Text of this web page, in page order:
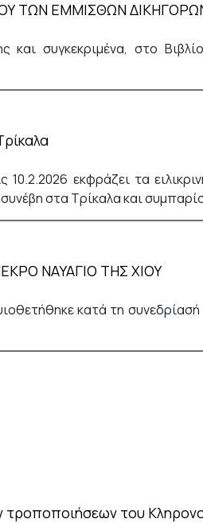
ΤΩΝ ΕΜΜΙΣΘΩΝ
και συγκεκριμένα, στο
εκφράζει τα
στα Τρίκαλα και
ΝΑΥΑΓΙΟ ΤΗΣ ΧΙΟΥ
κατά τη
του